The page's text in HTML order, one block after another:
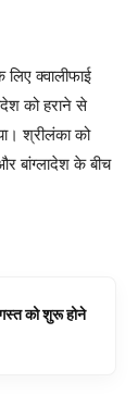
क्वालीफाई
को हराने से
श्रीलंका को
बांग्लादेश के बीच
को शुरू होने